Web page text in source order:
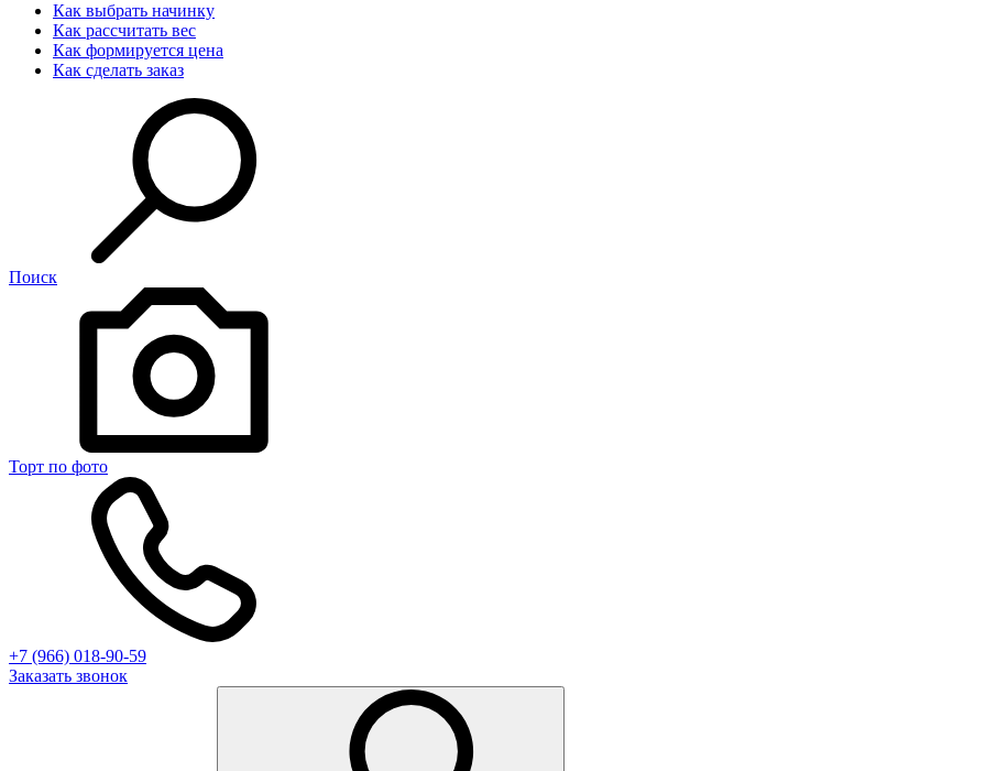
Как выбрать начинку
Как рассчитать вес
Как формируется цена
Как сделать заказ
Поиск
Торт по фото
+7 (966) 018-90-59
Заказать звонок